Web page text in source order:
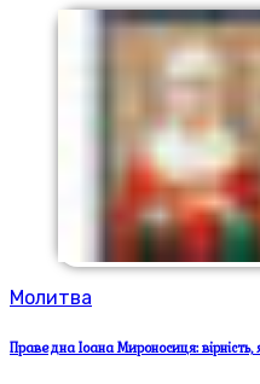
Молитва
Праведна Іоана Мироносиця: